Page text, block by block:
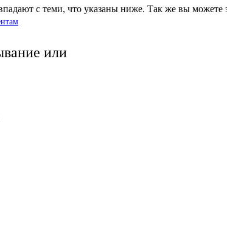
или
с теми, что указаны ниже. Так же вы можете